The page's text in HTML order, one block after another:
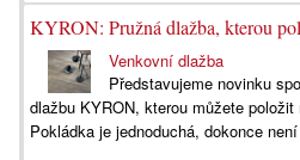
KYRON: Pružná dlažba, kterou
Venkovní dlažba
Představujeme novinku
dlažbu KYRON, kterou můžete
Pokládka je jednoduchá, dokonce